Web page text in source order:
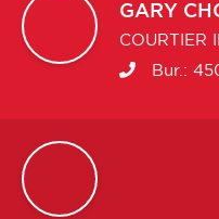
GARY
COURTIER
Bur.: